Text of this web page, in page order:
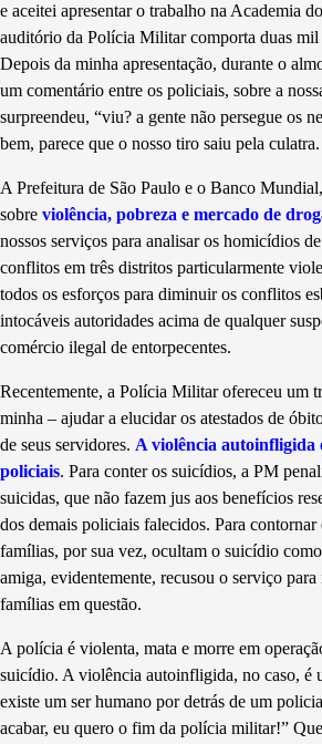
e aceitei apresentar o trabalho na Academia
auditório da Polícia Militar comporta duas mil
Depois da minha apresentação, durante o
um comentário entre os policiais, sobre a
surpreendeu, “viu? a gente não persegue os
bem, parece que o nosso tiro saiu pela culatra.
A Prefeitura de São Paulo e o Banco
sobre violência, pobreza e mercado de
nossos serviços para analisar os homicídios
conflitos em três distritos particularmente
todos os esforços para diminuir os conflitos
intocáveis autoridades acima de qualquer
comércio ilegal de entorpecentes.
Recentemente, a Polícia Militar ofereceu um
minha – ajudar a elucidar os atestados de
de seus servidores. A violência autoinfligida
policiais. Para conter os suicídios, a PM
suicidas, que não fazem jus aos benefícios
dos demais policiais falecidos. Para contornar
famílias, por sua vez, ocultam o suicídio
amiga, evidentemente, recusou o serviço
famílias em questão.
A polícia é violenta, mata e morre em
suicídio. A violência autoinfligida, no caso, é
existe um ser humano por detrás de um
acabar, eu quero o fim da polícia militar!”